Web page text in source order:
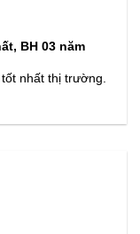
BH 03 năm
nhất thị trường.